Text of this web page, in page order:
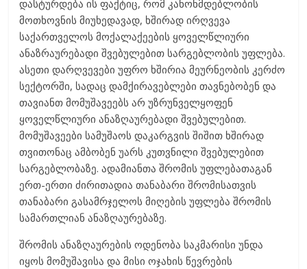
დასტურდება ის ფაქტიც, რომ კანონმდებლობის
მოთხოვნის მიუხედავად, ხშირად ირღვევა
საქართველოს მოქალაქეების ყოველწლიური
ანაზრაურებადი შვებულებით სარგებლობის უფლება.
ასეთი დარღვევები უფრო ხშირია მეურნეობის კერძო
სექტორში, სადაც დამქირავებლები თავნებობენ და
თავიანთ მომუშავეებს არ უზრუნველყოფენ
ყოველწლიური ანაზღაურებადი შვებულებით.
მომუშავეები სამუშაოს დაკარგვის შიშით ხშირად
თვითონაც ამბობენ უარს კუთვნილი შვებულებით
სარგებლობაზე. ადამიანთა შრომის უფლებათაგან
ერთ-ერთი ძირითადია თანაბარი შრომისათვის
თანაბარი გასამრჯელოს მიღების უფლება შრომის
სამართლიან ანაზღაურებაზე.
შრომის ანაზღაურების ოდენობა საკმარისი უნდა
იყოს მომუშავისა და მისი ოჯახის წევრების